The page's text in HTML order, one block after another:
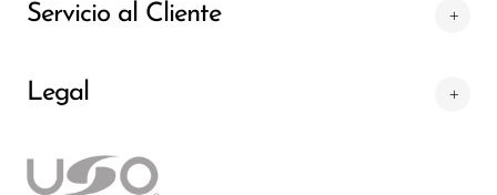
Servicio al Cliente
Legal